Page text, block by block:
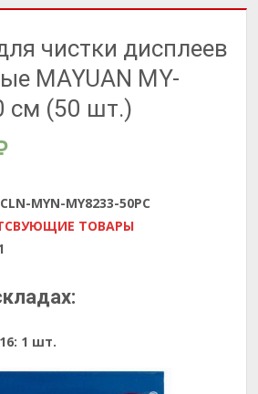
чистки дисплеев
MAYUAN MY-
см (50 шт.)
MYN-MY8233-50PC
ТОВАРЫ
1 шт.